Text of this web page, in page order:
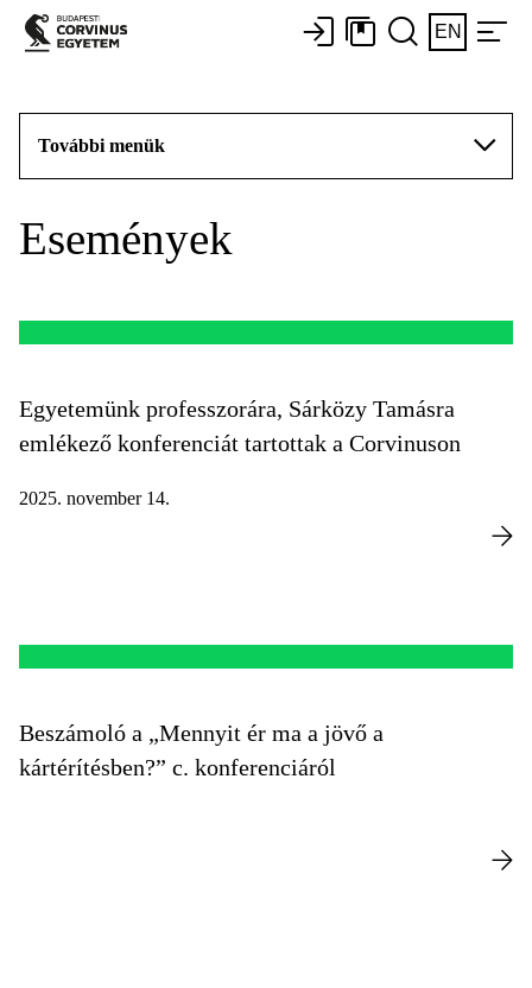
EN
További menük
Események
Egyetemünk professzorára, Sárközy Tamásra
emlékező konferenciát tartottak a Corvinuson
2025. november 14.
Beszámoló a „Mennyit ér ma a jövő a
kártérítésben?” c. konferenciáról